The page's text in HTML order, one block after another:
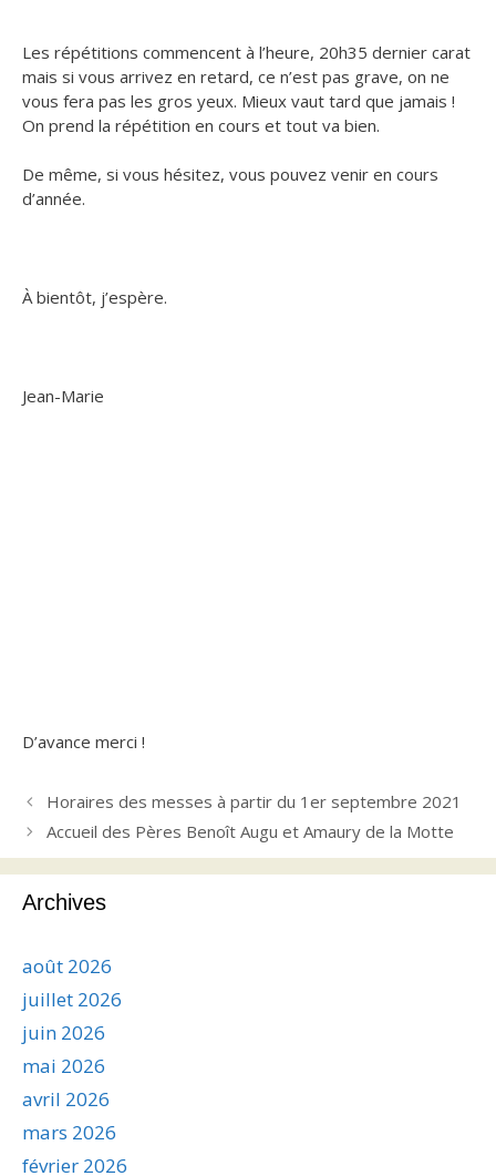
Les répétitions commencent à l’heure, 20h35 dernier carat
mais si vous arrivez en retard, ce n’est pas grave, on ne
vous fera pas les gros yeux. Mieux vaut tard que jamais !
On prend la répétition en cours et tout va bien.
De même, si vous hésitez, vous pouvez venir en cours
d’année.
À bientôt, j’espère.
Jean-Marie
D’avance merci !
Horaires des messes à partir du 1er septembre 2021
Accueil des Pères Benoît Augu et Amaury de la Motte
Archives
août 2026
juillet 2026
juin 2026
mai 2026
avril 2026
mars 2026
février 2026